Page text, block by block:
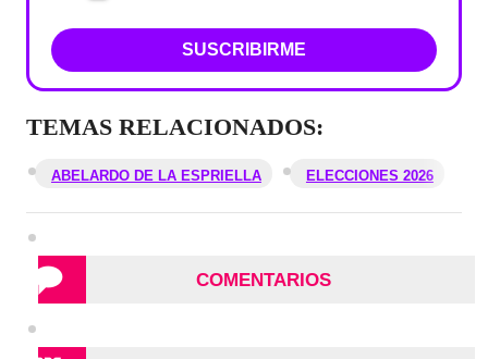
SUSCRIBIRME
TEMAS RELACIONADOS:
ABELARDO DE LA ESPRIELLA ELECCIONES 2026
COMENTARIOS